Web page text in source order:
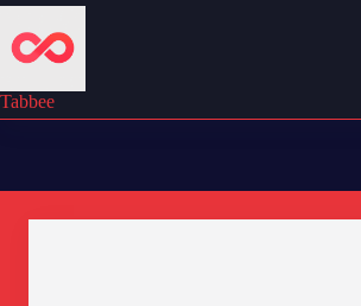
Passer
contenu
Tabbee